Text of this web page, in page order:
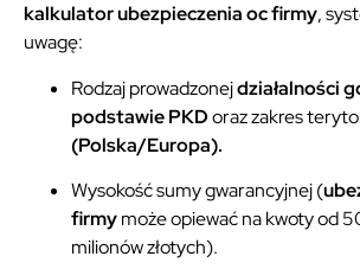
kalkulator ubezpieczenia oc firmy,
uwagę:
Rodzaj prowadzonejdziałalności
podstawie PKDoraz zakres
(Polska/Europa).
Wysokość sumy gwarancyjnej (
firmymoże opiewać na kwoty od
milionów złotych).